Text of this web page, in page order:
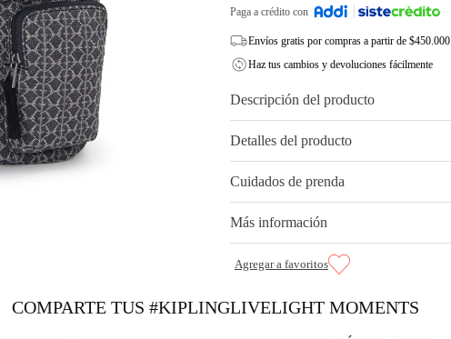
Paga a crédito con
Envíos gratis por compras a partir de $450.000
Haz tus cambios y devoluciones fácilmente
Descripción del producto
Detalles del producto
Cuidados de prenda
Más información
COMPARTE TUS #KIPLINGLIVELIGHT MOMENTS